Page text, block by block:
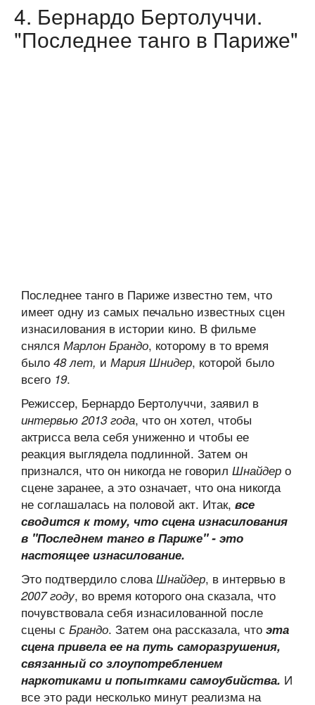
4. Бернардо Бертолуччи.
"Последнее танго в Париже"
Последнее танго в Париже известно тем, что
имеет одну из самых печально известных сцен
изнасилования в истории кино. В фильме
снялся Марлон Брандо, которому в то время
было 48 лет, и Мария Шнидер, которой было
всего 19.
Режиссер, Бернардо Бертолуччи, заявил в
интервью 2013 года, что он хотел, чтобы
актрисса вела себя униженно и чтобы ее
реакция выглядела подлинной. Затем он
признался, что он никогда не говорил Шнайдер о
сцене заранее, а это означает, что она никогда
не соглашалась на половой акт. Итак, все
сводится к тому, что сцена изнасилования
в "Последнем танго в Париже" - это
настоящее изнасилование.
Это подтвердило словаШнайдер, в интервью в
2007 году, во время которого она сказала, что
почувствовала себя изнасилованной после
сцены с Брандо. Затем она рассказала, что эта
сцена привела ее на путь саморазрушения,
связанный со злоупотреблением
наркотиками и попытками самоубийства. И
все это ради несколько минут реализма на